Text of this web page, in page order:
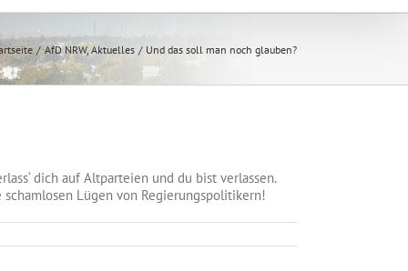
AfD NRW Aktuelles Und das soll man noch glauben?
dich auf Altparteien und du bist verlassen.
Lügen von Regierungspolitikern!